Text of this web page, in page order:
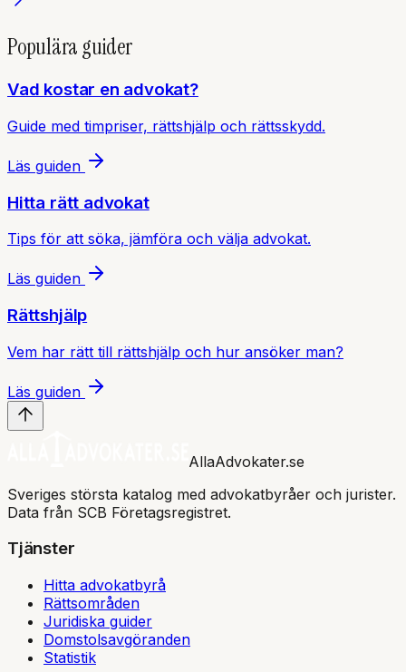
Populära guider
Vad kostar en advokat?
Guide med timpriser, rättshjälp och rättsskydd.
Läs guiden
Hitta rätt advokat
Tips för att söka, jämföra och välja advokat.
Läs guiden
Rättshjälp
Vem har rätt till rättshjälp och hur ansöker man?
Läs guiden
AllaAdvokater.se
Sveriges största katalog med advokatbyråer och jurister.
Data från SCB Företagsregistret.
Tjänster
Hitta advokatbyrå
Rättsområden
Juridiska guider
Domstolsavgöranden
Statistik